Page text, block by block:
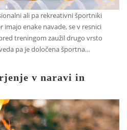
ali pa rekreativni športniki
enake navade, se v resnici
treningom zaužil drugo vrsto
pa je določena športna…
v naravi in